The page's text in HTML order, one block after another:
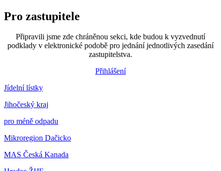
Pro zastupitele
Připravili jsme zde chráněnou sekci, kde budou k vyzvednutí
podklady v elektronické podobě pro jednání jednotlivých zasedání
zastupitelstva.
Přihlášení
Jídelní lístky
Jihočeský kraj
pro méně odpadu
Mikroregion Dačicko
MAS Česká Kanada